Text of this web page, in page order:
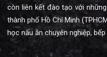
còn liên kết đào tạo với những
thành phố Hồ Chí Minh
học nấu ăn chuyên nghiệp, bếp